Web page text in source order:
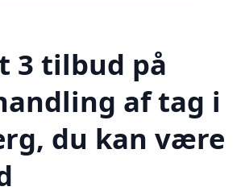
3 tilbud på
af tag i
du kan være